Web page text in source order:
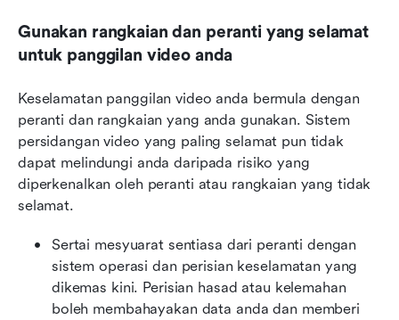
Gunakan rangkaian dan peranti yang selamat
untuk panggilan video anda
Keselamatan panggilan video anda bermula dengan
peranti dan rangkaian yang anda gunakan. Sistem
persidangan video yang paling selamat pun tidak
dapat melindungi anda daripada risiko yang
diperkenalkan oleh peranti atau rangkaian yang tidak
selamat.
Sertai mesyuarat sentiasa dari peranti dengan
sistem operasi dan perisian keselamatan yang
dikemas kini. Perisian hasad atau kelemahan
boleh membahayakan data anda dan memberi